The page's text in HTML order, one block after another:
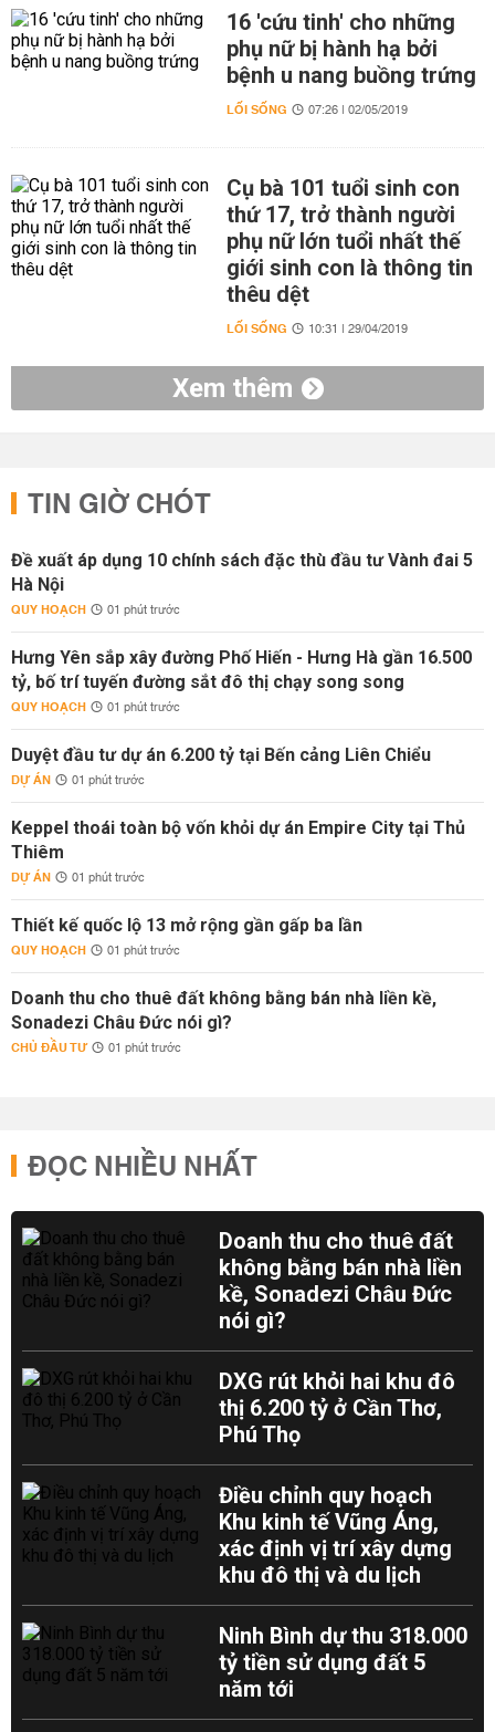
16 'cứu tinh' cho những
phụ nữ bị hành hạ bởi
bệnh u nang buồng trứng
LỐI SỐNG 07:26 | 02/05/2019
Cụ bà 101 tuổi sinh con
thứ 17, trở thành người
phụ nữ lớn tuổi nhất thế
giới sinh con là thông tin
thêu dệt
LỐI SỐNG 10:31 | 29/04/2019
Xem thêm
TIN GIỜ CHÓT
Đề xuất áp dụng 10 chính sách đặc thù đầu tư Vành đai 5
Hà Nội
QUY HOẠCH 01 phút trước
Hưng Yên sắp xây đường Phố Hiến - Hưng Hà gần 16.500
tỷ, bố trí tuyến đường sắt đô thị chạy song song
QUY HOẠCH 01 phút trước
Duyệt đầu tư dự án 6.200 tỷ tại Bến cảng Liên Chiểu
DỰ ÁN 01 phút trước
Keppel thoái toàn bộ vốn khỏi dự án Empire City tại Thủ
Thiêm
DỰ ÁN 01 phút trước
Thiết kế quốc lộ 13 mở rộng gần gấp ba lần
QUY HOẠCH 01 phút trước
Doanh thu cho thuê đất không bằng bán nhà liền kề,
Sonadezi Châu Đức nói gì?
CHỦ ĐẦU TƯ 01 phút trước
ĐỌC NHIỀU NHẤT
Doanh thu cho thuê đất
không bằng bán nhà liền
kề, Sonadezi Châu Đức
nói gì?
DXG rút khỏi hai khu đô
thị 6.200 tỷ ở Cần Thơ,
Phú Thọ
Điều chỉnh quy hoạch
Khu kinh tế Vũng Áng,
xác định vị trí xây dựng
khu đô thị và du lịch
Ninh Bình dự thu 318.000
tỷ tiền sử dụng đất 5
năm tới